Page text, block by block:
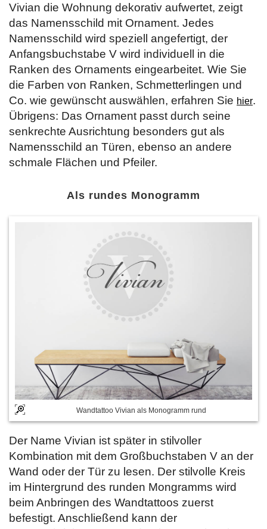
Vivian die Wohnung dekorativ aufwertet, zeigt
das Namensschild mit Ornament. Jedes
Namensschild wird speziell angefertigt, der
Anfangsbuchstabe V wird individuell in die
Ranken des Ornaments eingearbeitet. Wie Sie
die Farben von Ranken, Schmetterlingen und
Co. wie gewünscht auswählen, erfahren Sie hier.
Übrigens: Das Ornament passt durch seine
senkrechte Ausrichtung besonders gut als
Namensschild an Türen, ebenso an andere
schmale Flächen und Pfeiler.
Als rundes Monogramm
Wandtattoo Vivian als Monogramm rund
Der Name Vivian ist später in stilvoller
Kombination mit dem Großbuchstaben V an der
Wand oder der Tür zu lesen. Der stilvolle Kreis
im Hintergrund des runden Mongramms wird
beim Anbringen des Wandtattoos zuerst
befestigt. Anschließend kann der